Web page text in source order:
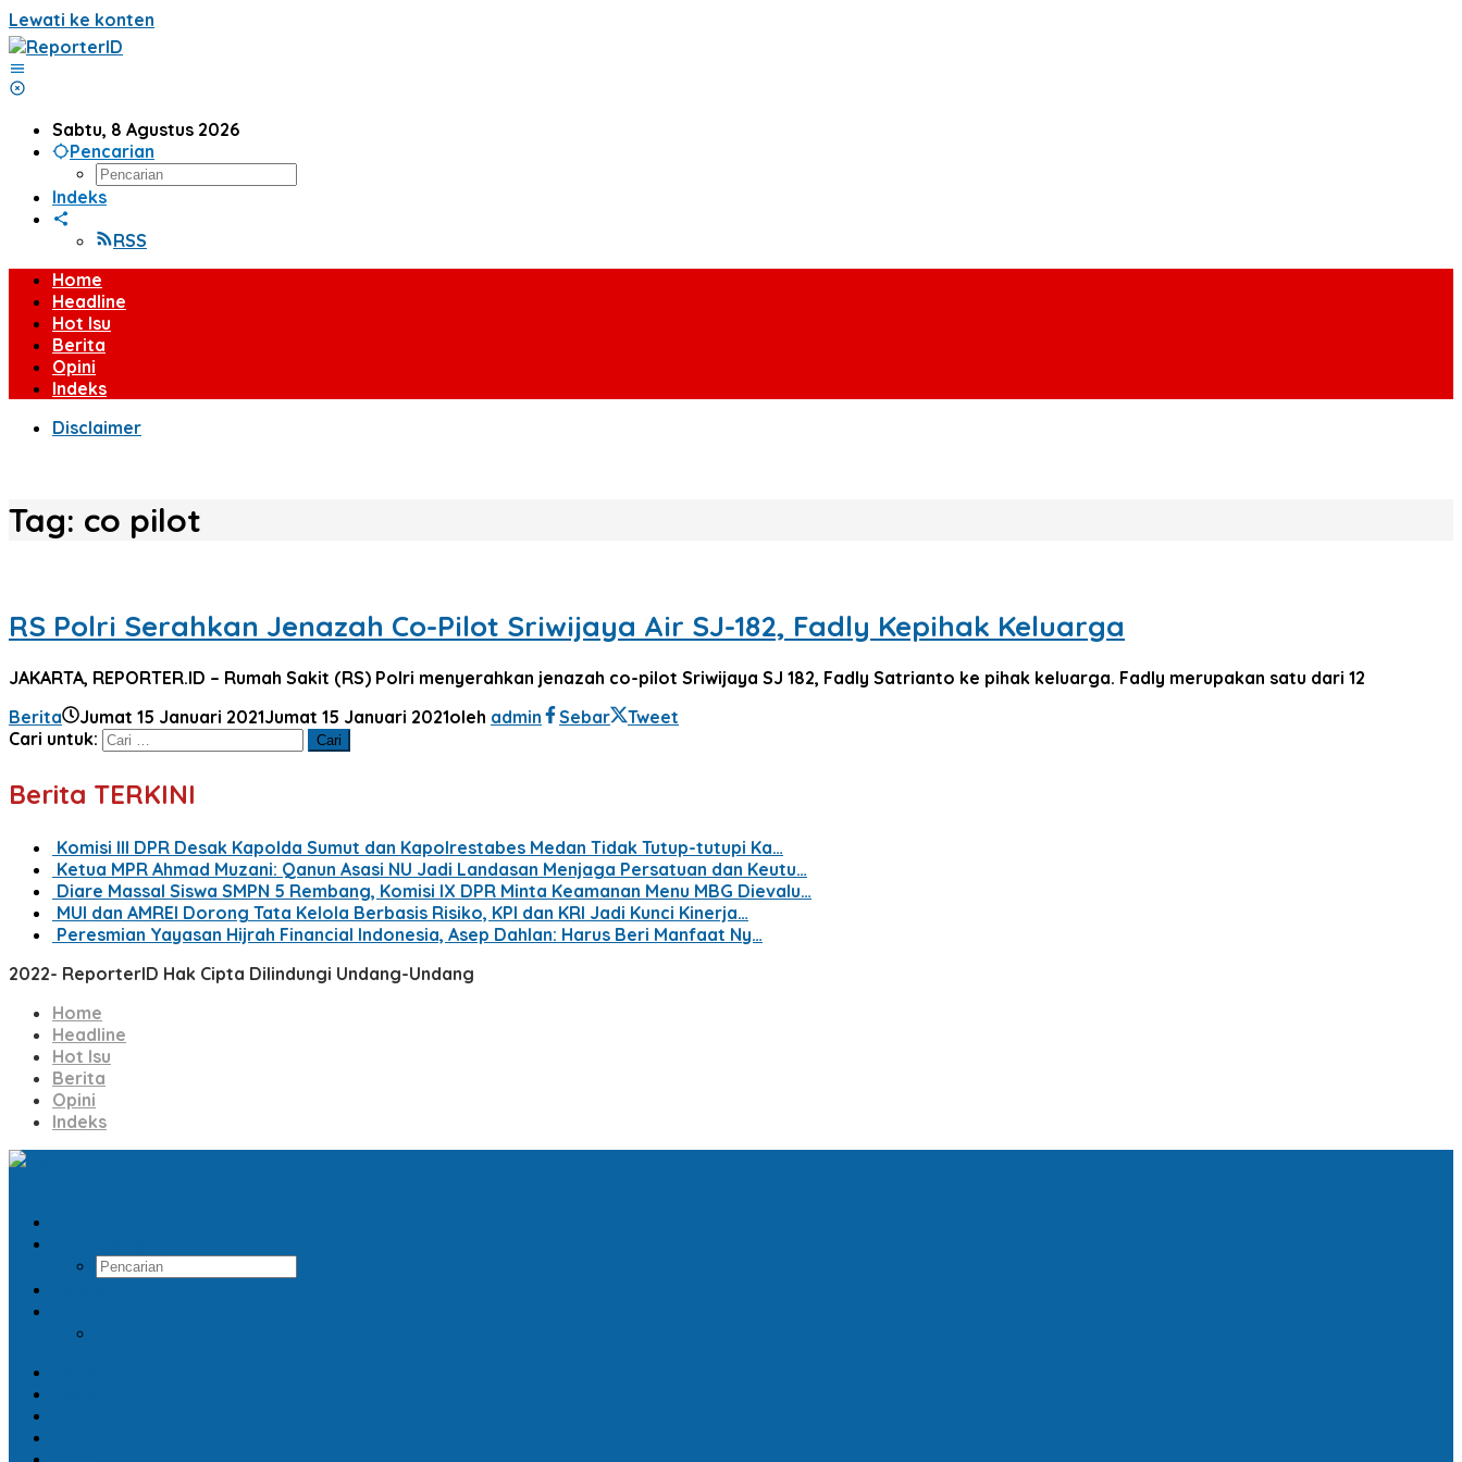
Lewati ke konten
Sabtu, 8 Agustus 2026
Pencarian
Indeks
RSS
Home
Headline
Hot Isu
Berita
Opini
Indeks
Disclaimer
Tag: co pilot
RS Polri Serahkan Jenazah Co-Pilot Sriwijaya Air SJ-182, Fadly Kepihak Keluarga
JAKARTA, REPORTER.ID – Rumah Sakit (RS) Polri menyerahkan jenazah co-pilot Sriwijaya SJ 182, Fadly Satrianto ke pihak keluarga. Fadly merupakan satu dari 12
Berita
Jumat 15 Januari 2021Jumat 15 Januari 2021oleh admin Sebar
Tweet
Cari untuk:
Berita TERKINI
Komisi III DPR Desak Kapolda Sumut dan Kapolrestabes Medan Tidak Tutup-tutupi Ka…
Ketua MPR Ahmad Muzani: Qanun Asasi NU Jadi Landasan Menjaga Persatuan dan Keutu…
Diare Massal Siswa SMPN 5 Rembang, Komisi IX DPR Minta Keamanan Menu MBG Dievalu…
MUI dan AMREI Dorong Tata Kelola Berbasis Risiko, KPI dan KRI Jadi Kunci Kinerja…
Peresmian Yayasan Hijrah Financial Indonesia, Asep Dahlan: Harus Beri Manfaat Ny…
2022- ReporterID Hak Cipta Dilindungi Undang-Undang
Home
Headline
Hot Isu
Berita
Opini
Indeks